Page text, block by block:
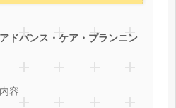
ドバンス・ケア・プランニン
容